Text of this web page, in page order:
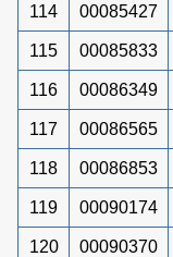
114 00085427
115 00085833
116 00086349
117 00086565
118 00086853
119 00090174
120 00090370